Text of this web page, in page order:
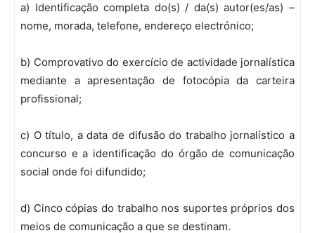
a) Identificação completa do(s) / da(s) autor(es/as) –
nome, morada, telefone, endereço electrónico;
b) Comprovativo do exercício de actividade jornalística
mediante a apresentação de fotocópia da carteira
profissional;
c) O título, a data de difusão do trabalho jornalístico a
concurso e a identificação do órgão de comunicação
social onde foi difundido;
d) Cinco cópias do trabalho nos suportes próprios dos
meios de comunicação a que se destinam.